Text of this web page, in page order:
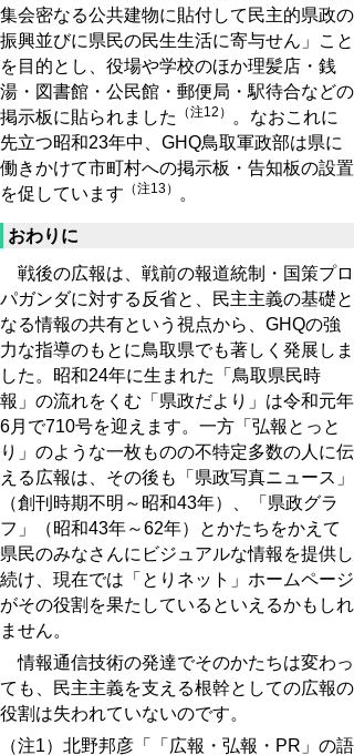
集会密なる公共建物に貼付して民主的県政の
振興並びに県民の民生生活に寄与せん」こと
を目的とし、役場や学校のほか理髪店・銭
湯・図書館・公民館・郵便局・駅待合などの
掲示板に貼られました
（注12）
。なおこれに
先立つ昭和23年中、GHQ鳥取軍政部は県に
働きかけて市町村への掲示板・告知板の設置
を促しています （注13） 。
おわりに
戦後の広報は、戦前の報道統制・国策プロ
パガンダに対する反省と、民主主義の基礎と
なる情報の共有という視点から、GHQの強
力な指導のもとに鳥取県でも著しく発展しま
した。昭和24年に生まれた「鳥取県民時
報」の流れをくむ「県政だより」は令和元年
6月で710号を迎えます。一方「弘報とっと
り」のような一枚ものの不特定多数の人に伝
える広報は、その後も「県政写真ニュース」
（創刊時期不明～昭和43年）、「県政グラ
フ」（昭和43年～62年）とかたちをかえて
県民のみなさんにビジュアルな情報を提供し
続け、現在では「とりネット」ホームページ
がその役割を果たしているといえるかもしれ
ません。
情報通信技術の発達でそのかたちは変わっ
ても、民主主義を支える根幹としての広報の
役割は失われていないのです。
（注1）北野邦彦「「広報・弘報・PR」の語